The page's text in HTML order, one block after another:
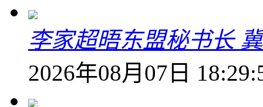
李家超晤东盟秘书长
2026年08月07日